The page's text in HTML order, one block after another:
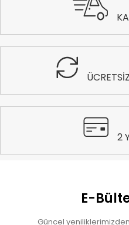
2
E-
Güncel